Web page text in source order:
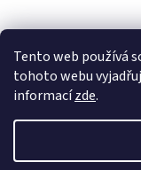
Tento web používá
tohoto webu
informacízde.